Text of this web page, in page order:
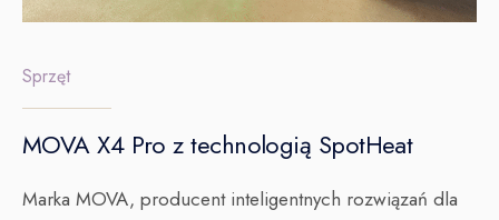
Sprzęt
MOVA X4 Pro z technologią SpotHeat
Marka MOVA, producent inteligentnych rozwiązań dla